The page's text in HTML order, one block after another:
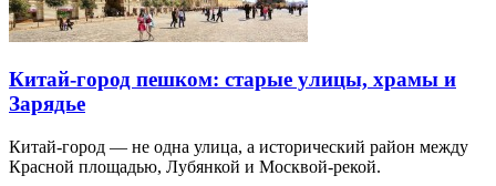
Китай-город пешком: старые улицы, храмы и
Зарядье
Китай-город — не одна улица, а исторический район между
Красной площадью, Лубянкой и Москвой-рекой.